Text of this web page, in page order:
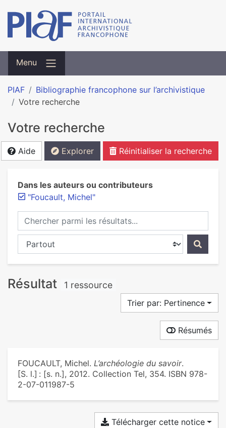
Menu
PIAF
Bibliographie francophone sur l’archivistique
Votre recherche
Votre recherche
Aide Explorer Réinitialiser la recherche
Dans les auteurs ou contributeurs
"Foucault, Michel"
Chercher parmi les résultats...
Chercher dans...
Résultat 1 ressource
Trier par: Pertinence
Résumés
FOUCAULT, Michel. L’archéologie du savoir.
[S. l.] : [s. n.], 2012. Collection Tel, 354. ISBN 978-
2-07-011987-5
Télécharger cette notice